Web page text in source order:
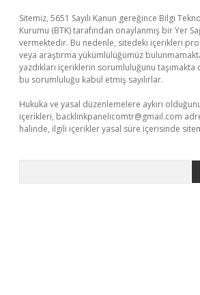
Sitemiz, 5651 Sayılı Kanun gereğince Bilgi
Kurumu (BTK) tarafından onaylanmış bir Yer
vermektedir. Bu nedenle, sitedeki içerikleri
veya araştırma yükümlülüğümüz
yazdıkları içeriklerin sorumluluğunu
bu sorumluluğu kabul etmiş sayılırlar.
Hukuka ve yasal düzenlemelere aykırı
içerikleri, backlinkpanelicomtr@gmail.com
halinde, ilgili içerikler yasal süre içerisinde